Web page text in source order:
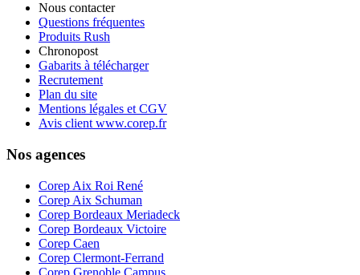
Nous contacter
Questions fréquentes
Produits Rush
Chronopost
Gabarits à télécharger
Recrutement
Plan du site
Mentions légales et CGV
Avis client www.corep.fr
Nos agences
Corep Aix Roi René
Corep Aix Schuman
Corep Bordeaux Meriadeck
Corep Bordeaux Victoire
Corep Caen
Corep Clermont-Ferrand
Corep Grenoble Campus